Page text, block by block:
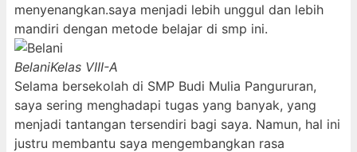
menyenangkan.saya menjadi lebih unggul dan lebih
mandiri dengan metode belajar di smp ini.
BelaniKelas VIII-A
Selama bersekolah di SMP Budi Mulia Pangururan,
saya sering menghadapi tugas yang banyak, yang
menjadi tantangan tersendiri bagi saya. Namun, hal ini
justru membantu saya mengembangkan rasa